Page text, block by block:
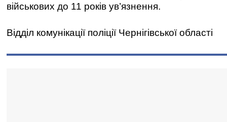
військових до 11 років ув’язнення.
Відділ комунікації поліції Чернігівської області